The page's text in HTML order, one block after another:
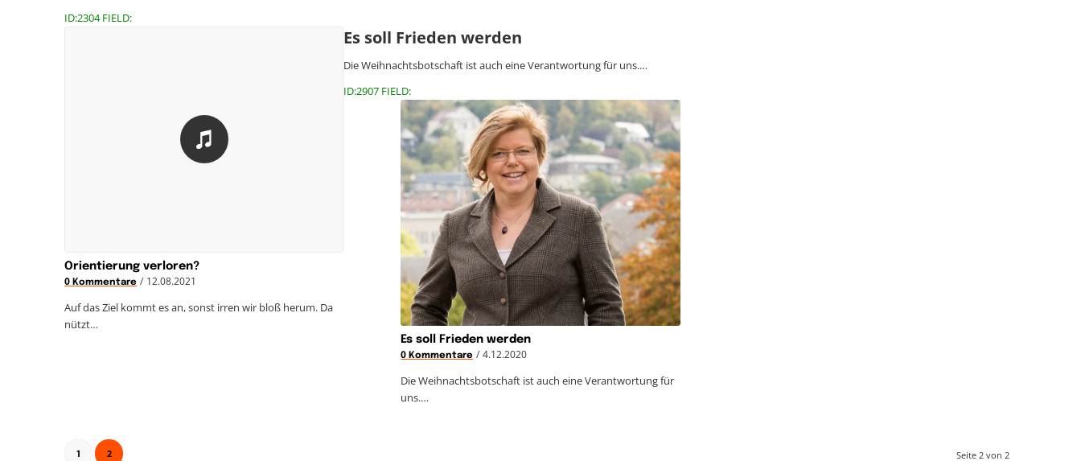
ID:2304 FIELD:
Orientierung verloren?
0 Kommentare / 12.08.2021
Auf das Ziel kommt es an, sonst irren wir bloß herum. Da
nützt…
Es soll Frieden werden
Die Weihnachtsbotschaft ist auch eine Verantwortung für uns.…
ID:2907 FIELD:
Es soll Frieden werden
0 Kommentare / 4.12.2020
Die Weihnachtsbotschaft ist auch eine Verantwortung für
uns.…
Seite 2 von 2
1 2